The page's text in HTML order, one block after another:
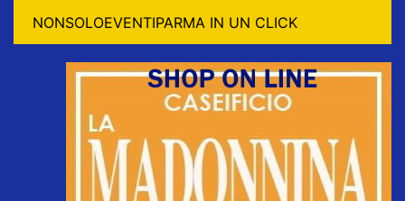
NONSOLOEVENTIPARMA IN UN CLICK